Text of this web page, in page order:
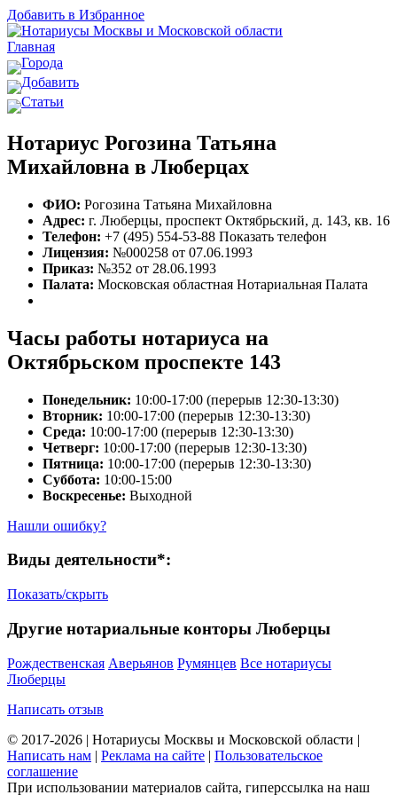
Добавить в Избранное
Главная
Города
Добавить
Статьи
Нотариус Рогозина Татьяна
Михайловна в Люберцах
ФИО: Рогозина Татьяна Михайловна
Адрес: г. Люберцы, проспект Октябрьский, д. 143, кв. 16
Телефон: +7 (495) 554-53-88 Показать телефон
Лицензия: №000258 от 07.06.1993
Приказ: №352 от 28.06.1993
Палата: Московская областная Нотариальная Палата
Часы работы нотариуса на
Октябрьском проспекте 143
Понедельник: 10:00-17:00 (перерыв 12:30-13:30)
Вторник: 10:00-17:00 (перерыв 12:30-13:30)
Среда: 10:00-17:00 (перерыв 12:30-13:30)
Четверг: 10:00-17:00 (перерыв 12:30-13:30)
Пятница: 10:00-17:00 (перерыв 12:30-13:30)
Суббота: 10:00-15:00
Воскресенье: Выходной
Нашли ошибку?
Виды деятельности*:
Показать/скрыть
Другие нотариальные конторы Люберцы
Рождественская Аверьянов Румянцев Все нотариусы
Люберцы
Написать отзыв
© 2017-2026 | Нотариусы Москвы и Московской области |
Написать нам | Реклама на сайте | Пользовательское
соглашение
При использовании материалов сайта, гиперссылка на наш